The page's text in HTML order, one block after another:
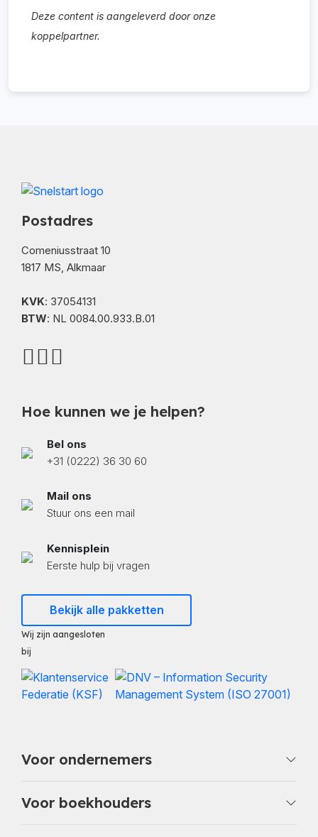
Deze content is aangeleverd door onze
koppelpartner.
Postadres
Comeniusstraat 10
1817 MS, Alkmaar
KVK: 37054131
BTW: NL 0084.00.933.B.01
Hoe kunnen we je helpen?
Bel ons
+31 (0222) 36 30 60
Mail ons
Stuur ons een mail
Kennisplein
Eerste hulp bij vragen
Bekijk alle pakketten
Wij zijn aangesloten
bij
Voor ondernemers
Voor boekhouders